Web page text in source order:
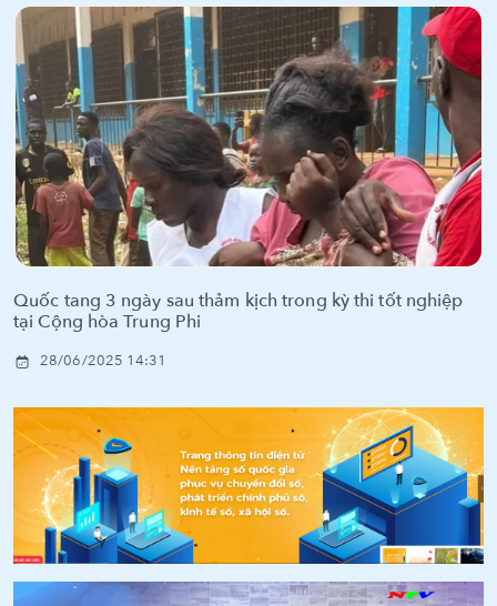
Quốc tang 3 ngày sau thảm kịch trong kỳ thi tốt nghiệp
tại Cộng hòa Trung Phi
28/06/2025 14:31